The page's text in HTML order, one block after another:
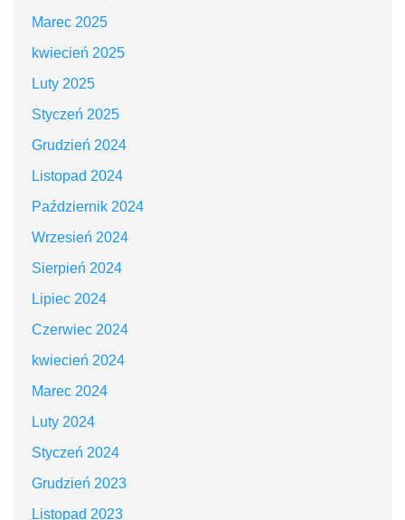
Marec 2025
kwiecień 2025
Luty 2025
Styczeń 2025
Grudzień 2024
Listopad 2024
Październik 2024
Wrzesień 2024
Sierpień 2024
Lipiec 2024
Czerwiec 2024
kwiecień 2024
Marec 2024
Luty 2024
Styczeń 2024
Grudzień 2023
Listopad 2023